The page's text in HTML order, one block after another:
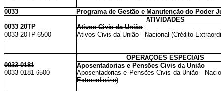
0033
Programa de Gestão e Manutenção do Poder
ATIVIDADES
0033 20TP
Ativos Civis da União
0033 20TP 6500
Ativos Civis da União - Nacional (Crédito
OPERAÇÕES ESPECIAIS
0033 0181
Aposentadorias e Pensões Civis da União
0033 0181 6500
Aposentadorias e Pensões Civis da União -
Extraordinário)